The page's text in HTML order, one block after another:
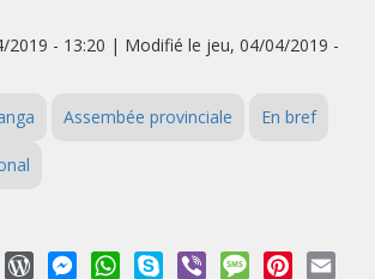
2019 - 13:20 | Modifié le jeu, 04/04/2019 -
Assembée provinciale En bref
LinkedInWordPressMessengerWhatsApp
Skype Viber MessagePinterest